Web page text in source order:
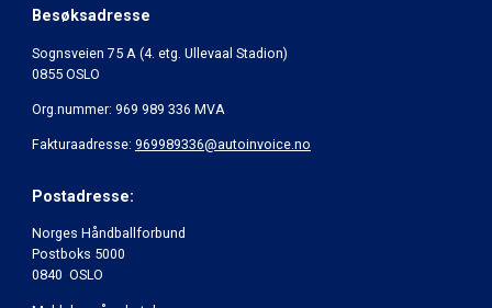
Besøksadresse
Sognsveien 75 A (4. etg. Ullevaal Stadion)
0855 OSLO
Org.nummer: 969 989 336 MVA
Fakturaadresse: 969989336@autoinvoice.no
Postadresse:
Norges Håndballforbund
Postboks 5000
0840 OSLO